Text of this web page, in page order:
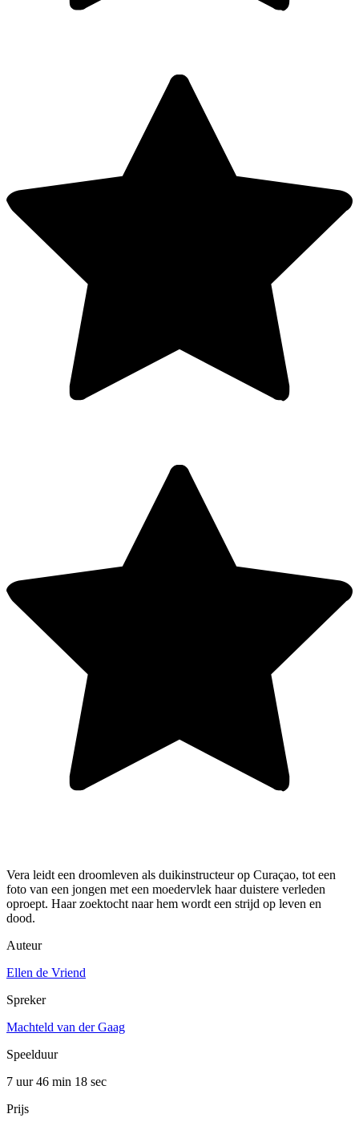
Vera leidt een droomleven als duikinstructeur op Curaçao, tot een
foto van een jongen met een moedervlek haar duistere verleden
oproept. Haar zoektocht naar hem wordt een strijd op leven en
dood.
Auteur
Ellen de Vriend
Spreker
Machteld van der Gaag
Speelduur
7 uur 46 min 18 sec
Prijs